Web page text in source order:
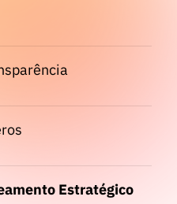
Estratégico